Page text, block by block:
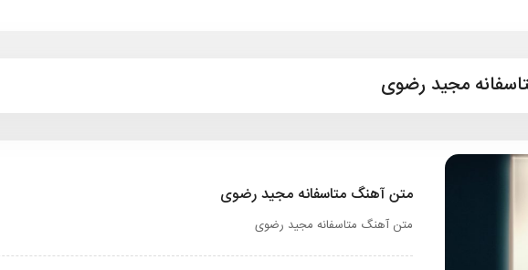
مجید رضوی
متن آهنگ متاسفانه مجید رضوی
متن آهنگ متاسفانه مجید رضوی